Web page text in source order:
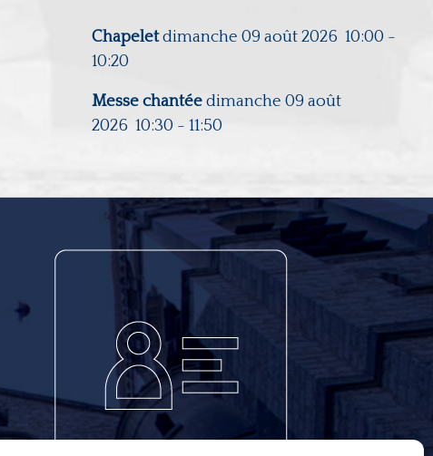
Chapelet dimanche 09 août 2026 10:00 -
10:20
Messe chantée dimanche 09 août
2026 10:30- 11:50